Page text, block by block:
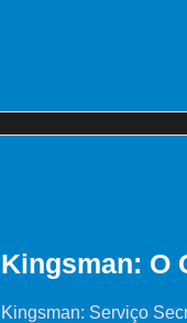
Kingsman: O
Kingsman: Serviço